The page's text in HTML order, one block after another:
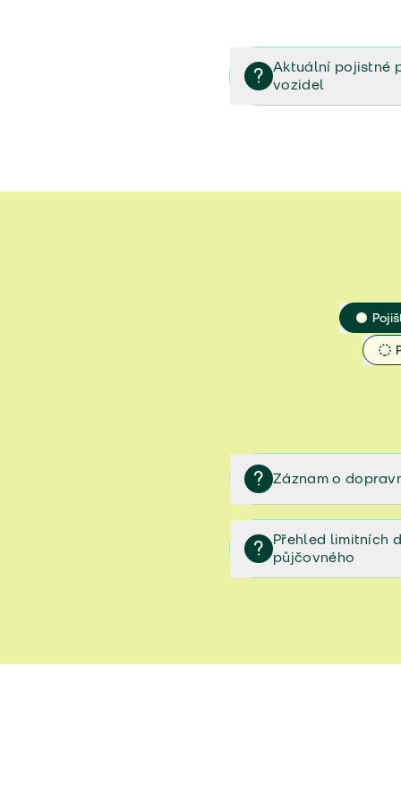
Aktuální pojistné
vozidel
Veřejný příslib -
Záznam o
Záznam o dopravní
Přehled limitních
půjčovného